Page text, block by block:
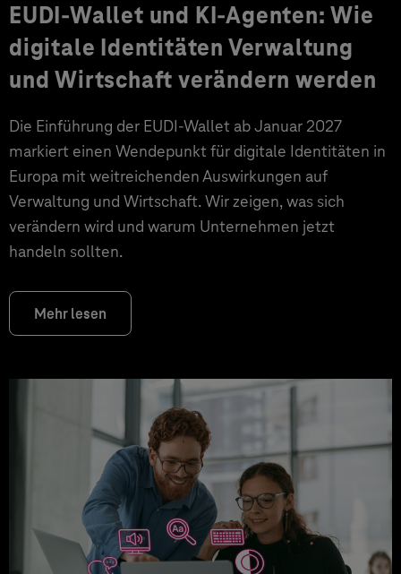
EUDI-Wallet und KI-Agenten: Wie
digitale Identitäten Verwaltung
und Wirtschaft verändern werden
Die Einführung der EUDI-Wallet ab Januar 2027
markiert einen Wendepunkt für digitale Identitäten in
Europa mit weitreichenden Auswirkungen auf
Verwaltung und Wirtschaft. Wir zeigen, was sich
verändern wird und warum Unternehmen jetzt
handeln sollten.
Mehr lesen